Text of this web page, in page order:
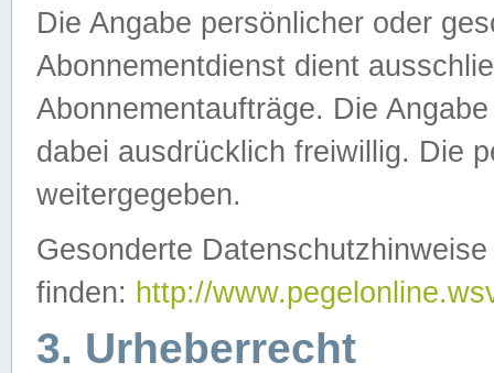
Die Angabe persönlicher oder
Abonnementdienst dient
Abonnementaufträge. Die
dabei ausdrücklich freiwillig. Die
weitergegeben.
Gesonderte
finden: http://
3. Urheberrecht